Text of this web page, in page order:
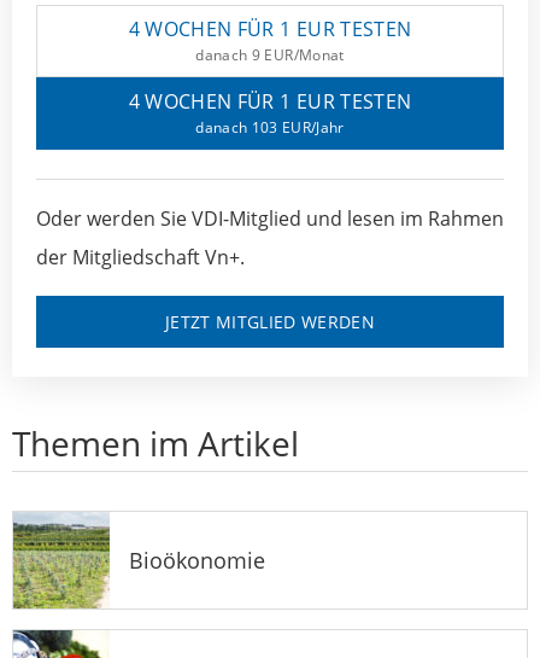
4 WOCHEN FÜR 1 EUR TESTEN
danach 9 EUR/Monat
4 WOCHEN FÜR 1 EUR TESTEN
danach 103 EUR/Jahr
Oder werden Sie VDI-Mitglied und lesen im Rahmen
der Mitgliedschaft Vn+.
JETZT MITGLIED WERDEN
Themen im Artikel
Bioökonomie